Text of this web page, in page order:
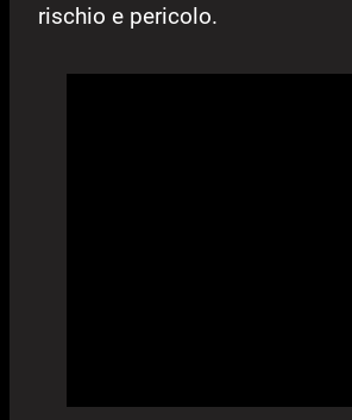
rischio e pericolo.